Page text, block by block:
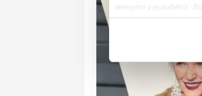
deneyimi yaşatabiliriz.
içerikleri sunabilmek
Sizlere daha iyi bir
çerezler vasıtasıyla